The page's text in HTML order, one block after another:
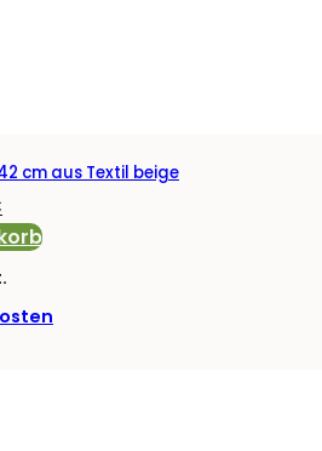
cm aus Textil beige
Aktueller
Preis